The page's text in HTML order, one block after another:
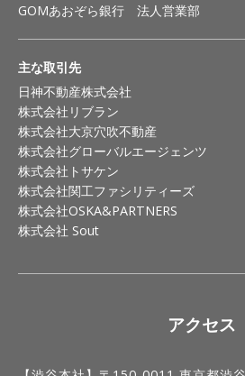
GOMあおぞら銀行 法人営業部
主な取引先
日神不動産株式会社
株式会社リブラン
株式会社大京穴吹不動産
株式会社グローバルエージェンツ
株式会社トサケン
株式会社関工ファシリティーズ
株式会社OSKA&PARTNERS
株式会社 Sout
アクセス